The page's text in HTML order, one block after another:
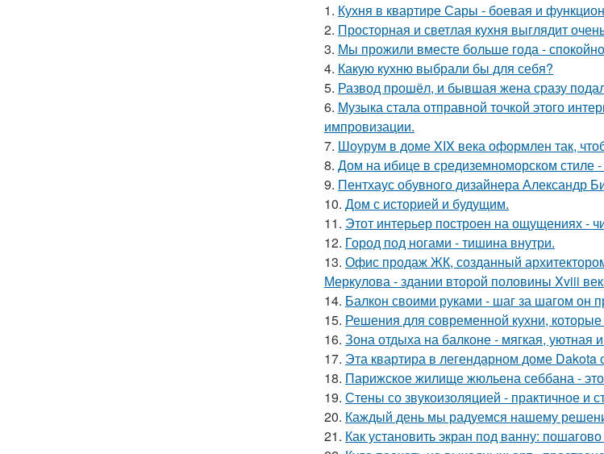
1. Кухня в квартире Сары - боевая и
2. Просторная и светлая кухня выглядит
3. Мы прожили вместе больше года -
4. Какую кухню выбрали бы для себя?
5. Развод прошёл, и бывшая жена сразу
6. Музыка стала отправной точкой этого
импровизации.
7. Шоурум в доме XIX века оформлен так,
8. Дом на ибице в средиземноморском стиле
9. Пентхаус обувного дизайнера Александр
10. Дом с историей и будущим.
11. Этот интерьер построен на ощущениях -
12. Город под ногами - тишина внутри.
13. Офис продаж ЖК, созданный
Меркулова - здании второй половины Xviii
14. Балкон своими руками - шаг за шагом он
15. Решения для современной кухни,
16. Зона отдыха на балконе - мягкая, уютная
17. Эта квартира в легендарном доме
18. Парижское жилище жюльена себбана -
19. Стены со звукоизоляцией - практичное и
20. Каждый день мы радуемся нашему
21. Как установить экран под ванну: